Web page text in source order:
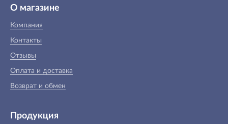
О магазине
Компания
Контакты
Отзывы
Оплата и доставка
Возврат и обмен
Продукция